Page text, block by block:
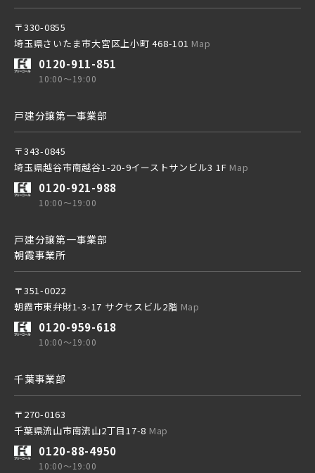
東武日光線
京成線
京成松戸線
京成本線
京成押上線
京成成田スカイアクセス線
小学校まで徒歩圏内
〒330-0855
埼玉県さいたま市大宮区上小町 468-101 Map
0120-911-851
10:00～19:00
戸建分譲第一事業部
〒343-0845
埼玉県越谷市南越谷1-20-9イーストサンビル3 1F Map
0120-921-988
10:00～19:00
戸建分譲第一事業部
朝霞事業所
〒351-0022
朝霞市東弁財1-3-17 サクセスビル2階 Map
0120-959-618
10:00～19:00
千葉事業部
〒270-0163
千葉県流山市南流山2丁目17-8 Map
0120-88-4950
10:00～19:00